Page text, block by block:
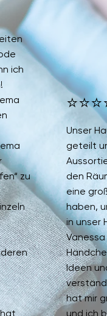
ich
zu
Unser
geteilt
den
eine
haben,
in unser
Ideen
hat mir
und ich